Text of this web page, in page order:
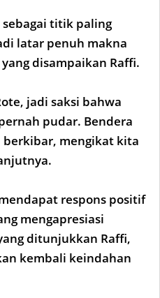
sebagai titik paling
latar penuh makna
disampaikan Raffi.
jadi saksi bahwa
pudar. Bendera
mengikat kita
respons positif
mengapresiasi
ditunjukkan Raffi,
kembali keindahan